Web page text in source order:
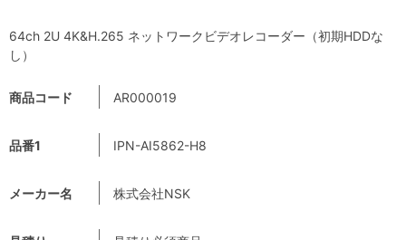
商品コード AR000019
品番1 IPN-AI5862-H8
メーカー名 株式会社NSK
64ch 2U 4K&H.265 ネットワークビデオレコーダー（初期HDDな
し）